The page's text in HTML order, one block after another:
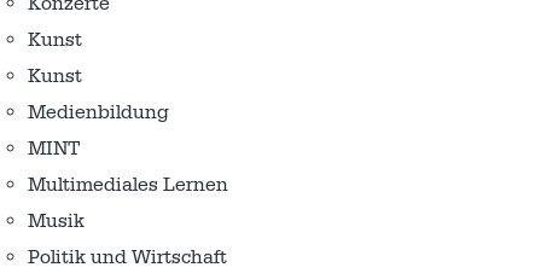
Kunst
Kunst
Medienbildung
MINT
Multimediales Lernen
Musik
Politik und Wirtschaft